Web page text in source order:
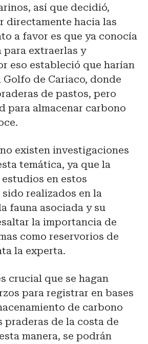
así que decidió,
directamente hacia las
a favor es que ya conocía
para extraerlas y
eso estableció que harían
de Cariaco, donde
de pastos, pero
para almacenar carbono
no existen investigaciones
temática, ya que la
en estos
realizados en la
fauna asociada y su
la importancia de
como reservorios de
la experta.
crucial que se hagan
para registrar en bases
de carbono
praderas de la costa de
manera, se podrán